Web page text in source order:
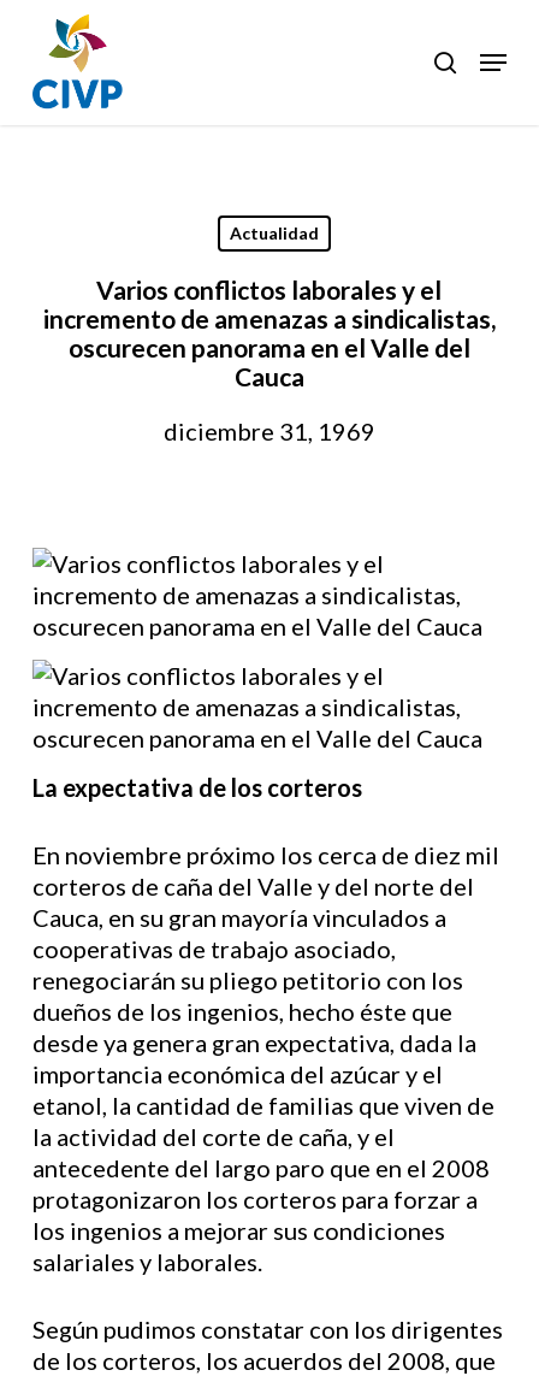
main
content
search
Menu
Actualidad
Varios conflictos laborales y el
incremento de amenazas a sindicalistas,
oscurecen panorama en el Valle del
Cauca
diciembre 31, 1969
La expectativa de los corteros
En noviembre próximo los cerca de diez mil
corteros de caña del Valle y del norte del
Cauca, en su gran mayoría vinculados a
cooperativas de trabajo asociado,
renegociarán su pliego petitorio con los
dueños de los ingenios, hecho éste que
desde ya genera gran expectativa, dada la
importancia económica del azúcar y el
etanol, la cantidad de familias que viven de
la actividad del corte de caña, y el
antecedente del largo paro que en el 2008
protagonizaron los corteros para forzar a
los ingenios a mejorar sus condiciones
salariales y laborales.
Según pudimos constatar con los dirigentes
de los corteros, los acuerdos del 2008, que
Close